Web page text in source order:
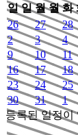
일 일 월 월 화
26
27 28
2
3 4
9
10 11
16
17 18
23
24 25
30
31 1
등록된 일정이